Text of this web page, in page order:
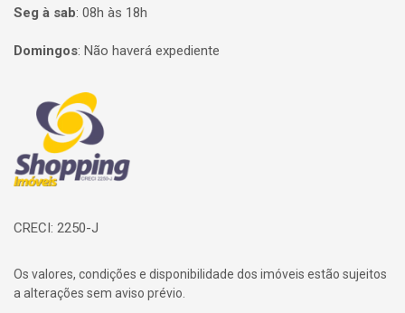
Seg à sab: 08h às 18h
Domingos: Não haverá expediente
Página inicial
CRECI: 2250-J
Os valores, condições e disponibilidade dos imóveis estão sujeitos
a alterações sem aviso prévio.